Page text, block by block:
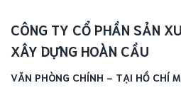
CÔNG TY CỔ PHẦN SẢN
XÂY DỰNG HOÀN CẦU
VĂN PHÒNG CHÍNH - TẠI HỒ CHÍ